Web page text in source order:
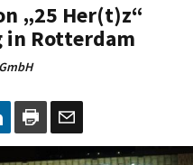
„25 Her(t)z“
in Rotterdam